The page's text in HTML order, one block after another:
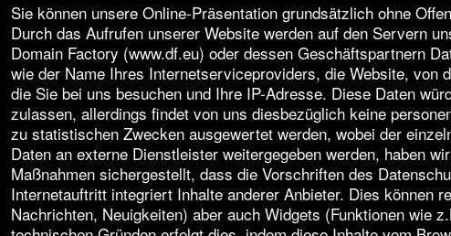
Sie können unsere Online-Präsentation grundsätzlich ohne
Durch das Aufrufen unserer Website werden auf den Servern
Domain Factory (www.df.eu) oder dessen Geschäftspartnern
wie der Name Ihres Internetserviceproviders, die Website, von
die Sie bei uns besuchen und Ihre IP-Adresse. Diese Daten
zulassen, allerdings findet von uns diesbezüglich keine
zu statistischen Zwecken ausgewertet werden, wobei der
Daten an externe Dienstleister weitergegeben werden, haben
Maßnahmen sichergestellt, dass die Vorschriften des
Internetauftritt integriert Inhalte anderer Anbieter. Dies können
Nachrichten, Neuigkeiten) aber auch Widgets (Funktionen wie